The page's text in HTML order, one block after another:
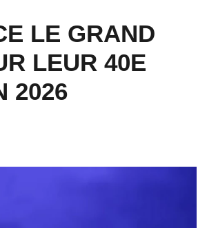
LE GRAND
LEUR 40E
2026